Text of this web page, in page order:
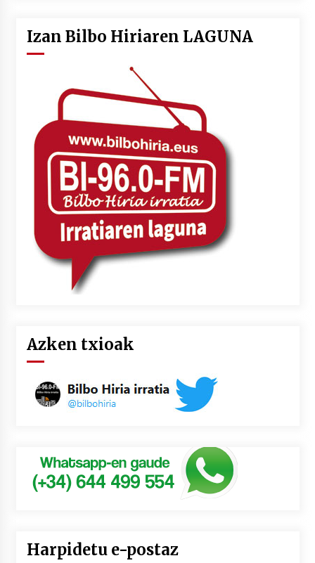
Izan Bilbo Hiriaren LAGUNA
Azken txioak
Harpidetu e-postaz